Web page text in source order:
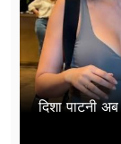
दिशा पाटनी